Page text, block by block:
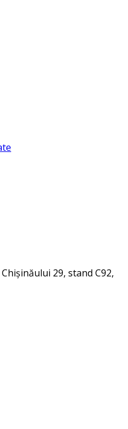
29, stand C92,